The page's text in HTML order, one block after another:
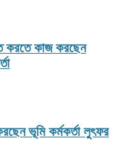
করতে কাজ করছেন
ভূমি কর্মকর্তা লুৎফর